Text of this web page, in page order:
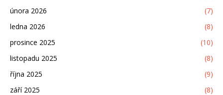
února 2026
(7)
ledna 2026
(8)
prosince 2025
(10)
listopadu 2025
(8)
října 2025
(9)
září 2025
(8)